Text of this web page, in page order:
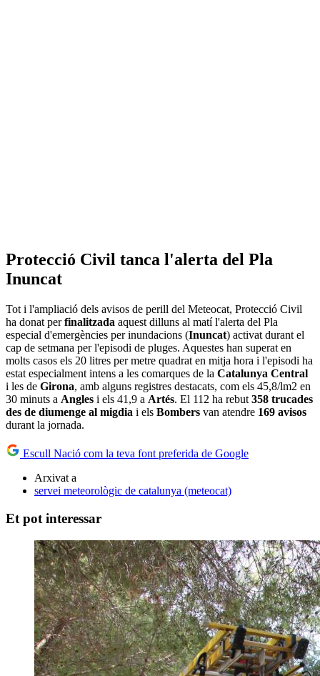
Protecció Civil tanca l'alerta del Pla
Inuncat
Tot i l'ampliació dels avisos de perill del Meteocat, Protecció Civil
ha donat perfinalitzada aquest dilluns al matí l'alerta del Pla
especial d'emergències per inundacions (Inuncat) activat durant el
cap de setmana per l'episodi de pluges. Aquestes han superat en
molts casos els 20 litres per metre quadrat en mitja hora i l'episodi ha
estat especialment intens a les comarques de la Catalunya Central
i les de Girona, amb alguns registres destacats, com els 45,8/lm2 en
30 minuts a Angles i els 41,9 a Artés. El 112 ha rebut 358 trucades
des de diumenge al migdia i els Bombers van atendre 169 avisos
durant la jornada.
Escull Nació com la teva font preferida de Google
Arxivat a
servei meteorològic de catalunya (meteocat)
Et pot interessar